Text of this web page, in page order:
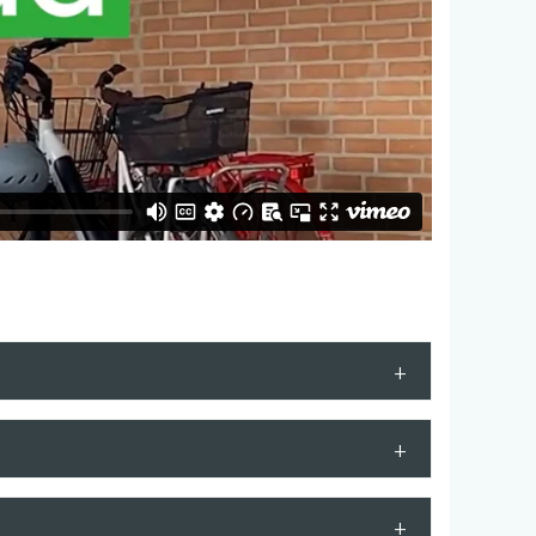
hele taget i vores affaldsbeholdere?
betyder det så, at du også får